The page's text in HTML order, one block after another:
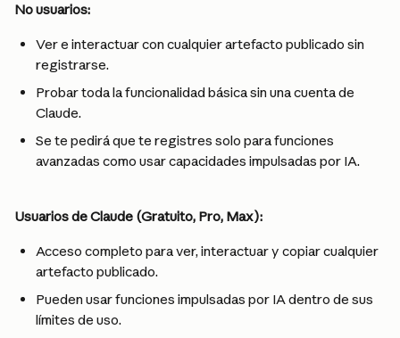
No usuarios:
Ver e interactuar con cualquier artefacto publicado sin
registrarse.
Probar toda la funcionalidad básica sin una cuenta de
Claude.
Se te pedirá que te registres solo para funciones
avanzadas como usar capacidades impulsadas por IA.
Usuarios de Claude (Gratuito, Pro, Max):
Acceso completo para ver, interactuar y copiar cualquier
artefacto publicado.
Pueden usar funciones impulsadas por IA dentro de sus
límites de uso.